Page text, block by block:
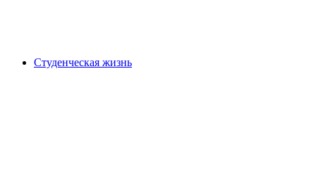
Студенческая жизнь